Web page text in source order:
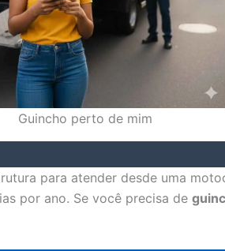
Guincho perto de mim
para atender desde uma
por ano. Se você precisa de